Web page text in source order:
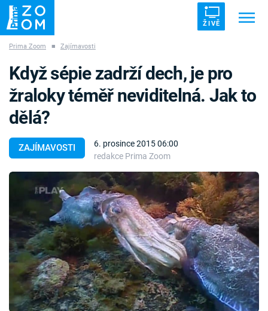
ŽIVĚ
ZÁHADY VETŘELCI DÁVNOVĚKU
Témata
Témata
Pořady
TV Program
Časopis
Prima Zoom ■ Zajímavosti
ZAJÍMAVOSTI
6. prosince 2015 06:00
redakce Prima Zoom
Když sépie zadrží dech, je pro
žraloky téměř neviditelná. Jak to
dělá?